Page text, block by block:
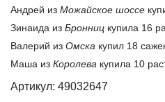
Андрей из Можайское шоссе
Зинаида из Бронниц купила 16
Валерий из Омска купил 18
Маша из Королева купила 10
Артикул: 49032647